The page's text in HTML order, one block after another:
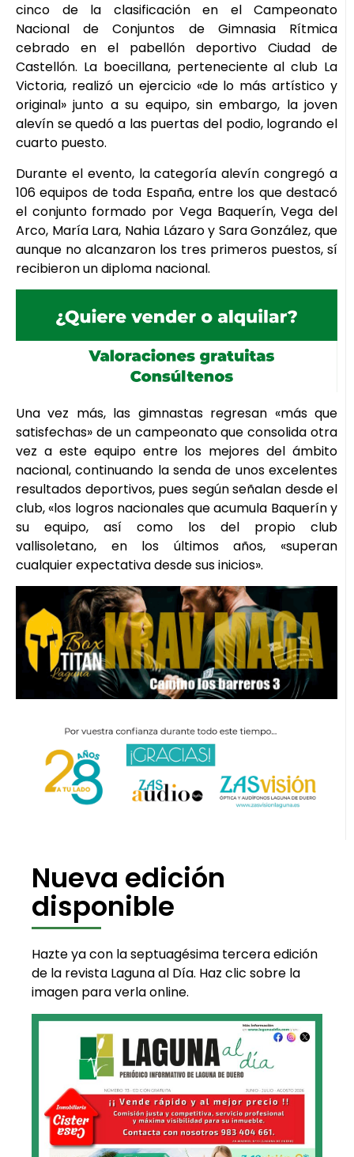
cinco de la clasificación en el Campeonato
Nacional de Conjuntos de Gimnasia Rítmica
cebrado en el pabellón deportivo Ciudad de
Castellón. La boecillana, perteneciente al club La
Victoria, realizó un ejercicio «de lo más artístico y
original» junto a su equipo, sin embargo, la joven
alevín se quedó a las puertas del podio, logrando el
cuarto puesto.
Durante el evento, la categoría alevín congregó a
106 equipos de toda España, entre los que destacó
el conjunto formado por Vega Baquerín, Vega del
Arco, María Lara, Nahia Lázaro y Sara González, que
aunque no alcanzaron los tres primeros puestos, sí
recibieron un diploma nacional.
Una vez más, las gimnastas regresan «más que
satisfechas» de un campeonato que consolida otra
vez a este equipo entre los mejores del ámbito
nacional, continuando la senda de unos excelentes
resultados deportivos, pues según señalan desde el
club, «los logros nacionales que acumula Baquerín y
su equipo, así como los del propio club
vallisoletano, en los últimos años, «superan
cualquier expectativa desde sus inicios».
Nueva edición
disponible
Hazte ya con la septuagésima tercera edición
de la revista Laguna al Día. Haz clic sobre la
imagen para verla online.